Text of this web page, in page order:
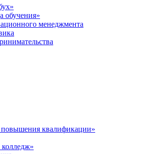
обучения»
менеджмента
квалификации»